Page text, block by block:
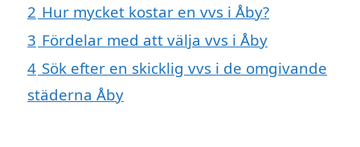
2 Hur mycket kostar en vvs i Åby?
3 Fördelar med att välja vvs i Åby
4 Sök efter en skicklig vvs i de omgivande
städerna Åby